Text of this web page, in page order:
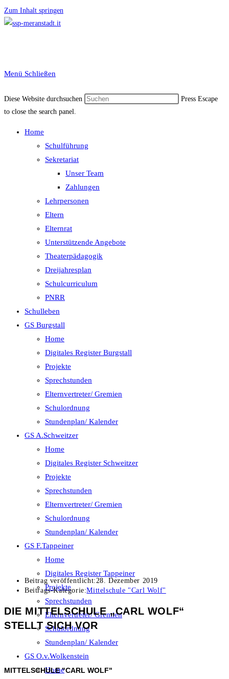
Zum Inhalt springen
Menü Schließen
Diese Website durchsuchen
Press Escape
to close the search panel.
Home
Schulführung
Sekretariat
Unser Team
Zahlungen
Lehrpersonen
Eltern
Elternrat
Unterstützende Angebote
Theaterpädagogik
Dreijahresplan
Schulcurriculum
PNRR
Schulleben
GS Burgstall
Home
Digitales Register Burgstall
Projekte
Sprechstunden
Elternvertreter/ Gremien
Schulordnung
Stundenplan/ Kalender
GS A.Schweitzer
Home
Digitales Register Schweitzer
Projekte
Sprechstunden
Elternvertreter/ Gremien
Schulordnung
Stundenplan/ Kalender
GS F.Tappeiner
Home
Digitales Register Tappeiner
Projekte
Sprechstunden
Elternvertreter/ Gremien
Schulordnung
Stundenplan/ Kalender
GS O.v.Wolkenstein
Home
Beitrag veröffentlicht:28. Dezember 2019
Beitrags-Kategorie:Mittelschule "Carl Wolf"
DIE MITTELSCHULE „CARL WOLF“
STELLT SICH VOR
MITTELSCHULE "CARL WOLF"